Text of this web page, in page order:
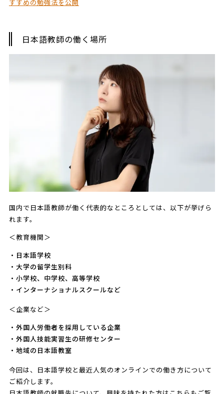
すすめの勉強法を公開
日本語教師の働く場所
国内で日本語教師が働く代表的なところとしては、以下が挙げら
れます。
＜教育機関＞
・日本語学校
・大学の留学生別科
・小学校、中学校、高等学校
・インターナショナルスクールなど
＜企業など＞
・外国人労働者を採用している企業
・外国人技能実習生の研修センター
・地域の日本語教室
今回は、日本語学校と最近人気のオンラインでの働き方について
ご紹介します。